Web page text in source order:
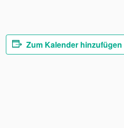
Zum Kalender hinzufügen